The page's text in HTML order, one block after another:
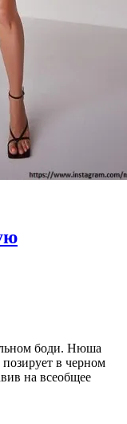
боди. Нюша
в черном
на всеобщее